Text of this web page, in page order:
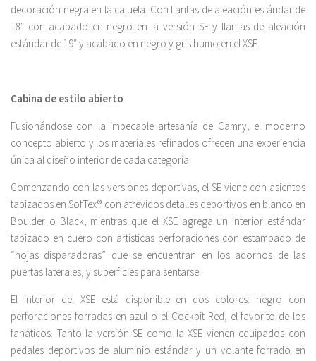
decoración negra en la cajuela. Con llantas de aleación estándar de
18″ con acabado en negro en la versión SE y llantas de aleación
estándar de 19″ y acabado en negro y gris humo en el XSE.
Cabina de estilo abierto
Fusionándose con la impecable artesanía de Camry, el moderno
concepto abierto y los materiales refinados ofrecen una experiencia
única al diseño interior de cada categoría.
Comenzando con las versiones deportivas, el SE viene con asientos
tapizados en SofTex® con atrevidos detalles deportivos en blanco en
Boulder o Black, mientras que el XSE agrega un interior estándar
tapizado en cuero con artísticas perforaciones con estampado de
“hojas disparadoras” que se encuentran en los adornos de las
puertas laterales, y superficies para sentarse.
El interior del XSE está disponible en dos colores: negro con
perforaciones forradas en azul o el Cockpit Red, el favorito de los
fanáticos. Tanto la versión SE como la XSE vienen equipados con
pedales deportivos de aluminio estándar y un volante forrado en